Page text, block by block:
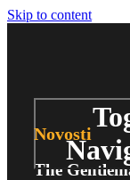
Skip to content
Novosti
The